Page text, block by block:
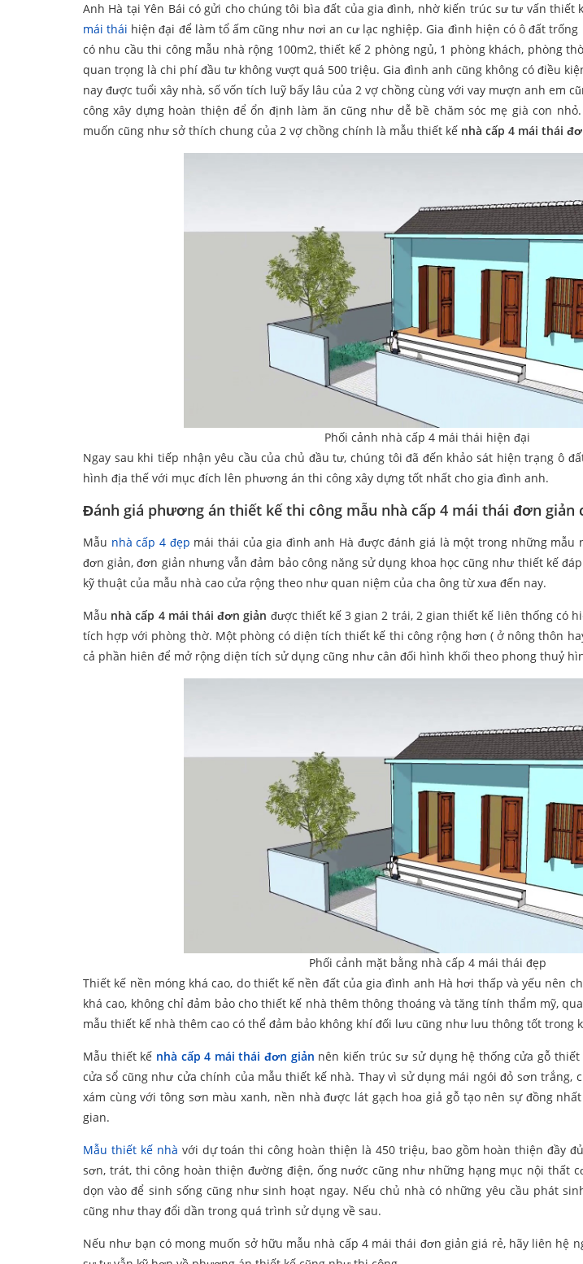
Anh Hà tại Yên Bái có gửi cho chúng tôi bìa đất của gia đình, nhờ kiến trúc sư tư vấn thiết
mái thái hiện đại để làm tổ ấm cũng như nơi an cư lạc nghiệp. Gia đình hiện có ô đất
có nhu cầu thi công mẫu nhà rộng 100m2, thiết kế 2 phòng ngủ, 1 phòng khách, phòng
quan trọng là chi phí đầu tư không vượt quá 500 triệu. Gia đình anh cũng không có điều
nay được tuổi xây nhà, số vốn tích luỹ bấy lâu của 2 vợ chồng cùng với vay mượn anh em
công xây dựng hoàn thiện để ổn định làm ăn cũng như dễ bề chăm sóc mẹ già con
muốn cũng như sở thích chung của 2 vợ chồng chính là mẫu thiết kế nhà cấp 4 mái thái
Phối cảnh nhà cấp 4 mái thái hiện đại
Ngay sau khi tiếp nhận yêu cầu của chủ đầu tư, chúng tôi đã đến khảo sát hiện trạng ô
hình địa thế với mục đích lên phương án thi công xây dựng tốt nhất cho gia đình anh.
Đánh giá phương án thiết kế thi công mẫu nhà cấp 4 mái thái đơn giản
Mẫu nhà cấp 4 đẹp mái thái của gia đình anh Hà được đánh giá là một trong những mẫu
đơn giản, đơn giản nhưng vẫn đảm bảo công năng sử dụng khoa học cũng như thiết kế
kỹ thuật của mẫu nhà cao cửa rộng theo như quan niệm của cha ông từ xưa đến nay.
Mẫu nhà cấp 4 mái thái đơn giản được thiết kế 3 gian 2 trái, 2 gian thiết kế liên thống có
tích hợp với phòng thờ. Một phòng có diện tích thiết kế thi công rộng hơn ( ở nông thôn
cả phần hiên để mở rộng diện tích sử dụng cũng như cân đối hình khối theo phong thuỷ
Phối cảnh mặt bằng nhà cấp 4 mái thái đẹp
Thiết kế nền móng khá cao, do thiết kế nền đất của gia đình anh Hà hơi thấp và yếu nên
khá cao, không chỉ đảm bảo cho thiết kế nhà thêm thông thoáng và tăng tính thẩm mỹ,
mẫu thiết kế nhà thêm cao có thể đảm bảo không khí đối lưu cũng như lưu thông tốt trong
Mẫu thiết kế nhà cấp 4 mái thái đơn giản nên kiến trúc sư sử dụng hệ thống cửa gỗ
cửa sổ cũng như cửa chính của mẫu thiết kế nhà. Thay vì sử dụng mái ngói đỏ sơn trắng,
xám cùng với tông sơn màu xanh, nền nhà được lát gạch hoa giả gỗ tạo nên sự đồng
gian.
Mẫu thiết kế nhà với dự toán thi công hoàn thiện là 450 triệu, bao gồm hoàn thiện đầy
sơn, trát, thi công hoàn thiện đường điện, ống nước cũng như những hạng mục nội thất
dọn vào để sinh sống cũng như sinh hoạt ngay. Nếu chủ nhà có những yêu cầu phát
cũng như thay đổi dần trong quá trình sử dụng về sau.
Nếu như bạn có mong muốn sở hữu mẫu nhà cấp 4 mái thái đơn giản giá rẻ, hãy liên hệ